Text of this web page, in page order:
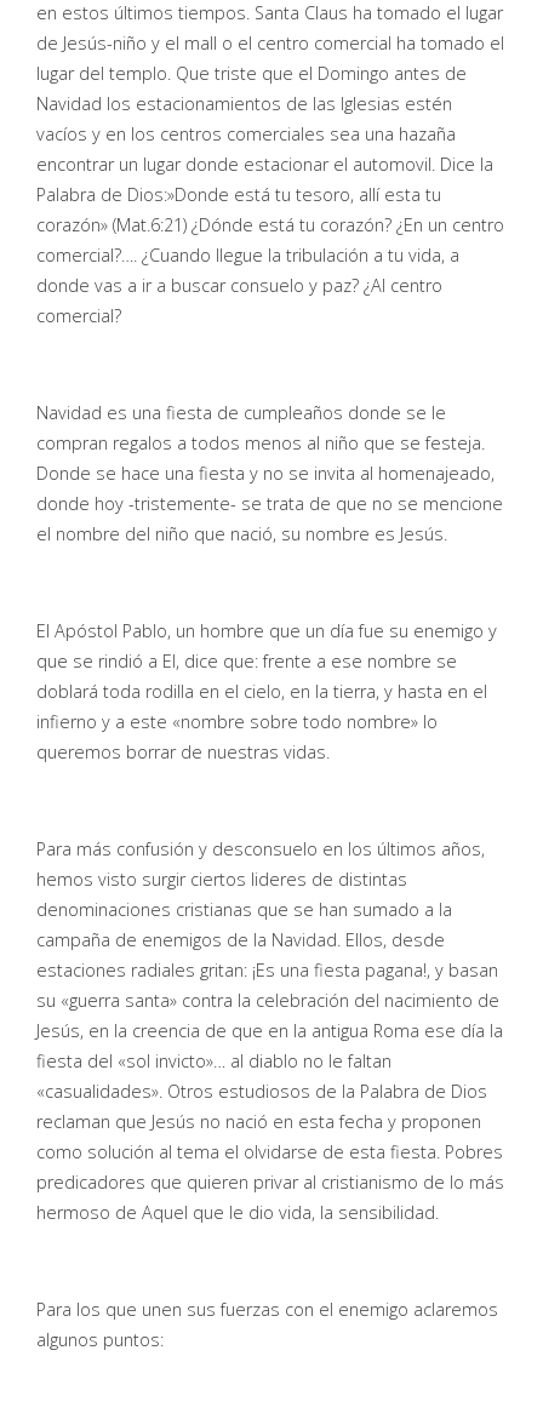
en estos últimos tiempos. Santa Claus ha tomado el lugar
de Jesús-niño y el mall o el centro comercial ha tomado el
lugar del templo. Que triste que el Domingo antes de
Navidad los estacionamientos de las Iglesias estén
vacíos y en los centros comerciales sea una hazaña
encontrar un lugar donde estacionar el automovil. Dice la
Palabra de Dios:»Donde está tu tesoro, allí esta tu
corazón» (Mat.6:21) ¿Dónde está tu corazón? ¿En un centro
comercial?…. ¿Cuando llegue la tribulación a tu vida, a
donde vas a ir a buscar consuelo y paz? ¿Al centro
comercial?
Navidad es una fiesta de cumpleaños donde se le
compran regalos a todos menos al niño que se festeja.
Donde se hace una fiesta y no se invita al homenajeado,
donde hoy -tristemente- se trata de que no se mencione
el nombre del niño que nació, su nombre es Jesús.
El Apóstol Pablo, un hombre que un día fue su enemigo y
que se rindió a El, dice que: frente a ese nombre se
doblará toda rodilla en el cielo, en la tierra, y hasta en el
infierno y a este «nombre sobre todo nombre» lo
queremos borrar de nuestras vidas.
Para más confusión y desconsuelo en los últimos años,
hemos visto surgir ciertos lideres de distintas
denominaciones cristianas que se han sumado a la
campaña de enemigos de la Navidad. Ellos, desde
estaciones radiales gritan: ¡Es una fiesta pagana!, y basan
su «guerra santa» contra la celebración del nacimiento de
Jesús, en la creencia de que en la antigua Roma ese día la
fiesta del «sol invicto»… al diablo no le faltan
«casualidades». Otros estudiosos de la Palabra de Dios
reclaman que Jesús no nació en esta fecha y proponen
como solución al tema el olvidarse de esta fiesta. Pobres
predicadores que quieren privar al cristianismo de lo más
hermoso de Aquel que le dio vida, la sensibilidad.
Para los que unen sus fuerzas con el enemigo aclaremos
algunos puntos: